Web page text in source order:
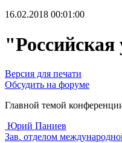
16.02.2018 00:01:00
Версия для печати
Обсудить на форуме
Главной темой
Юрий Паниев
Зав. отделом